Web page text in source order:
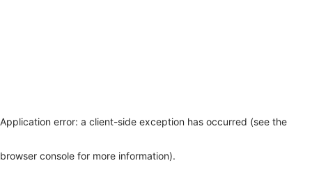
Application error: a client-side exception has occurred (see the
browser console for more information).